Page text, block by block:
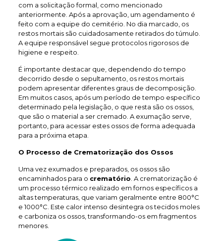
com a solicitação formal, como mencionado
anteriormente. Após a aprovação, um agendamento é
feito com a equipe do cemitério. No dia marcado, os
restos mortais são cuidadosamente retirados do túmulo.
A equipe responsável segue protocolos rigorosos de
higiene e respeito.
É importante destacar que, dependendo do tempo
decorrido desde o sepultamento, os restos mortais
podem apresentar diferentes graus de decomposição.
Em muitos casos, após um período de tempo específico
determinado pela legislação, o que resta são os ossos,
que são o material a ser cremado. A exumação serve,
portanto, para acessar estes ossos de forma adequada
para a próxima etapa.
O Processo de Crematorização dos Ossos
Uma vez exumados e preparados, os ossos são
encaminhados para o crematório . A crematorização é
um processo térmico realizado em fornos específicos a
altas temperaturas, que variam geralmente entre 800°C
e 1000°C. Este calor intenso desintegra os tecidos moles
e carboniza os ossos, transformando-os em fragmentos
menores.